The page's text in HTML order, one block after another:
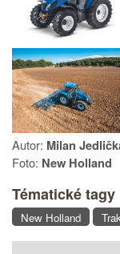
Autor: Milan
Foto: New Holland
Tématické tagy
New Holland